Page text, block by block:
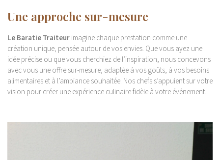
Une approche sur-mesure
Le Baratie Traiteurimagine chaque prestation comme une
création unique, pensée autour de vos envies. Que vous ayez une
idée précise ou que vous cherchiez de l’inspiration, nous concevons
avec vous une offre sur-mesure, adaptée à vos goûts, à vos besoins
alimentaires et à l’ambiance souhaitée. Nos chefs s’appuient sur votre
vision pour créer une expérience culinaire fidèle à votre événement.